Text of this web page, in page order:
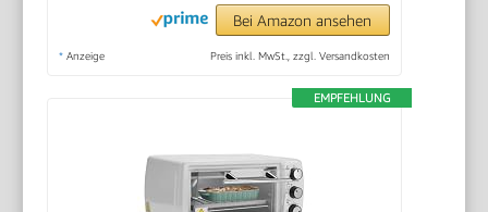
Bei Amazon ansehen
* Anzeige Preis inkl. MwSt., zzgl. Versandkosten
EMPFEHLUNG